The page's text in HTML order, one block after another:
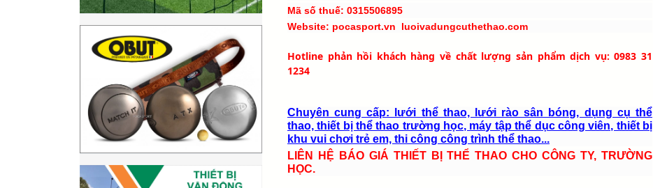
Mã số thuế: 0315506895
Website: pocasport.vn luoivadungcuthethao.com
Hotline phản hồi khách hàng về chất lượng sản phẩm dịch vụ: 0983 31
1234
Chuyên cung cấp: lưới thể thao, lưới rào sân bóng, dụng cụ thể
thao, thiết bị thể thao trường học, máy tập thể dục công viên, thiết bị
khu vui chơi trẻ em, thi công công trình thể thao...
LIÊN HỆ BÁO GIÁ THIẾT BỊ THỂ THAO CHO CÔNG TY, TRƯỜNG
HỌC.